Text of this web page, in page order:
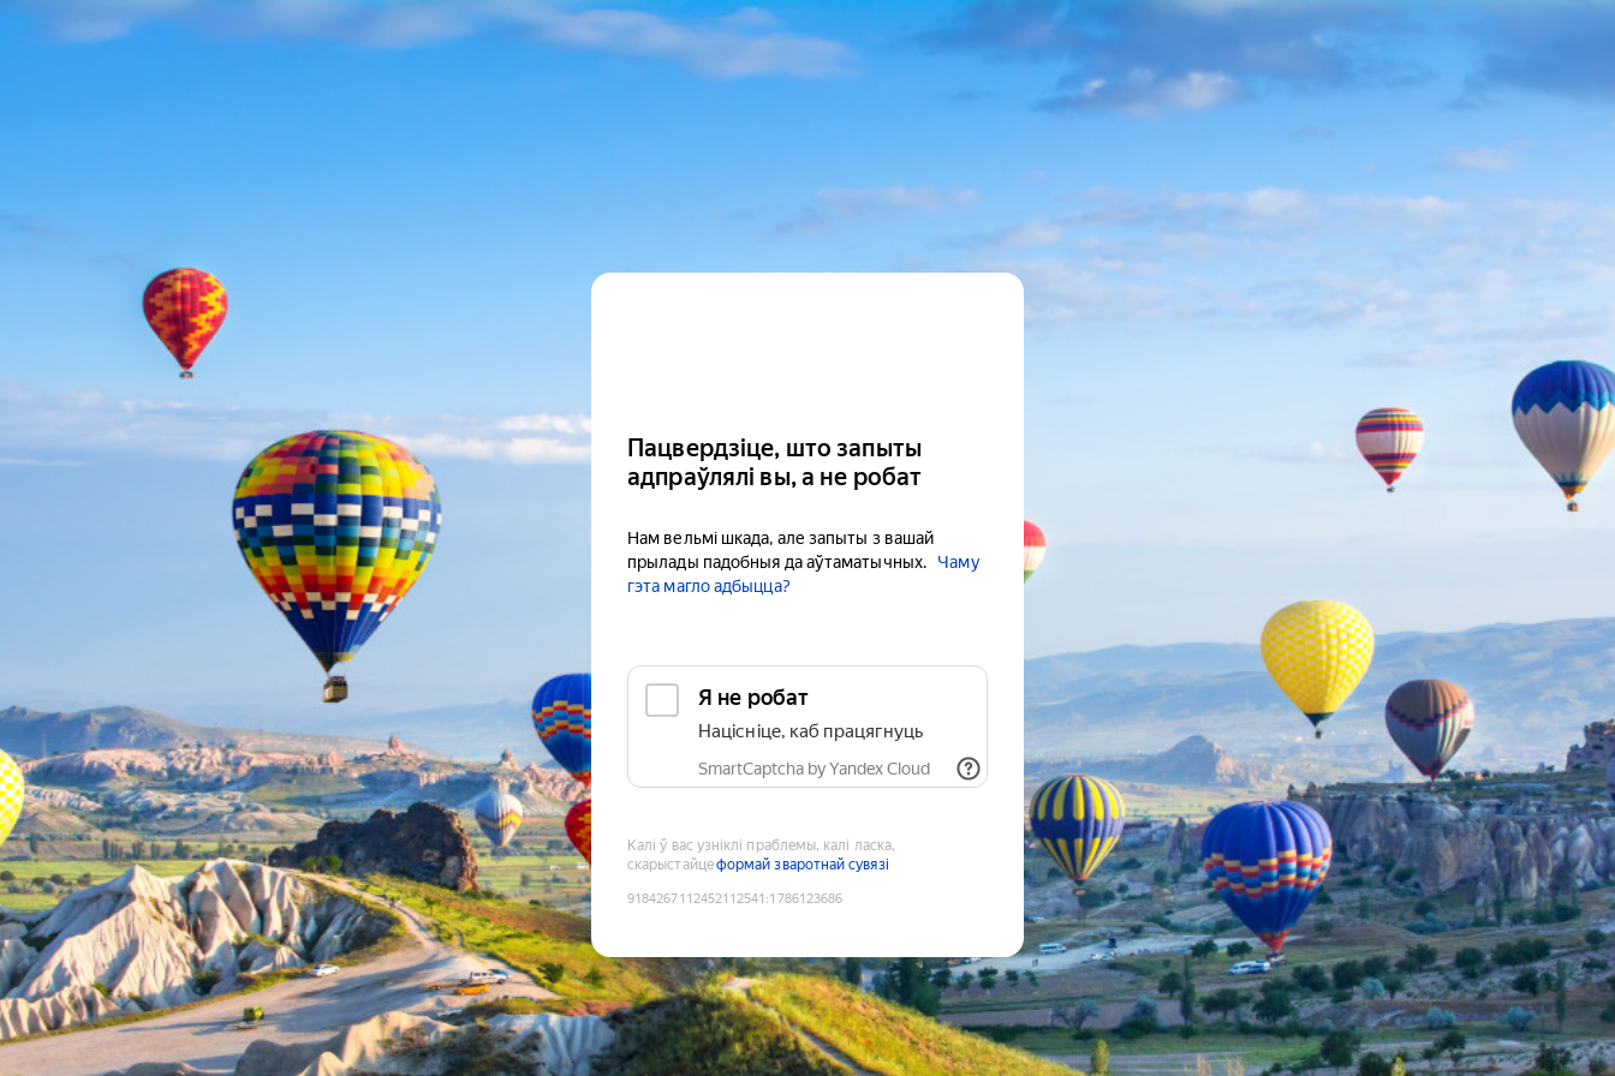
Пацвердзіце, што запыты
адпраўлялі вы, а не робат
Нам вельмі шкада, але запыты з вашай
прылады падобныя да аўтаматычных.
Чаму
гэта магло адбыцца?
Я не робат
Націсніце, каб працягнуць
SmartCaptcha by Yandex Cloud
Калі ў вас узніклі праблемы, калі ласка,
скарыстайцеформай зваротнай сувязі
9184267112452112541 :1786123686